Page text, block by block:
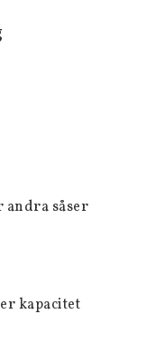
andra såser
kapacitet